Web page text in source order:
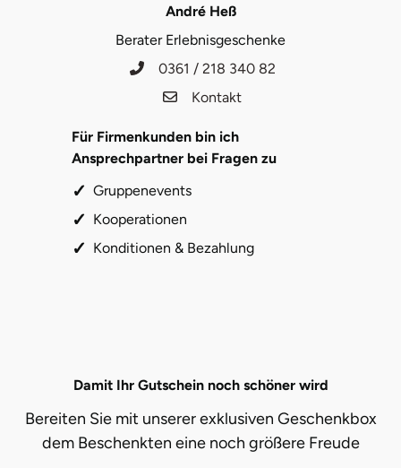
André Heß
Berater Erlebnisgeschenke
0361 / 218 340 82
Kontakt
Für Firmenkunden bin ich
Ansprechpartner bei Fragen zu
Gruppenevents
Kooperationen
Konditionen & Bezahlung
Damit Ihr Gutschein noch schöner wird
Bereiten Sie mit unserer exklusiven Geschenkbox
dem Beschenkten eine noch größere Freude
Schwabach
Schwerin
Stade